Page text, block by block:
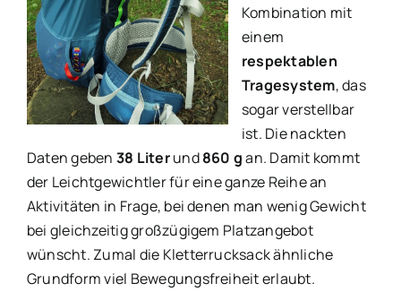
Kombination mit
einem
respektablen
Tragesystem, das
sogar verstellbar
ist. Die nackten
Daten geben 38 Literund860 gan. Damit kommt
der Leichtgewichtler für eine ganze Reihe an
Aktivitäten in Frage, bei denen man wenig Gewicht
bei gleichzeitig großzügigem Platzangebot
wünscht. Zumal die Kletterrucksack ähnliche
Grundform viel Bewegungsfreiheit erlaubt.